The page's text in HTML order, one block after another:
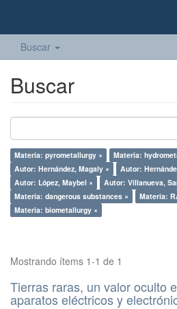
Buscar
Buscar
Materia: pyrometallurgy ×
Materia:
Autor: Hernández, Magaly ×
Autor:
Autor: López, Maybel ×
Autor: Villanueva,
Materia: dangerous substances ×
Materia:
Materia: biometallurgy ×
Mostrando ítems 1-1 de 1
Tierras raras, un valor oculto
aparatos eléctricos y